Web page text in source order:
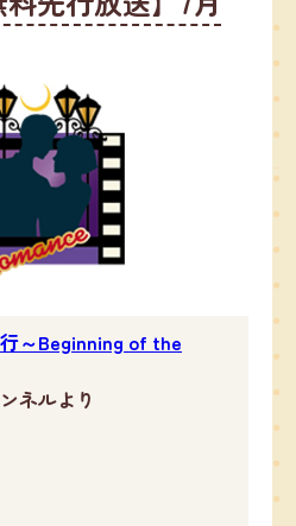
～Beginning of the
ネルより